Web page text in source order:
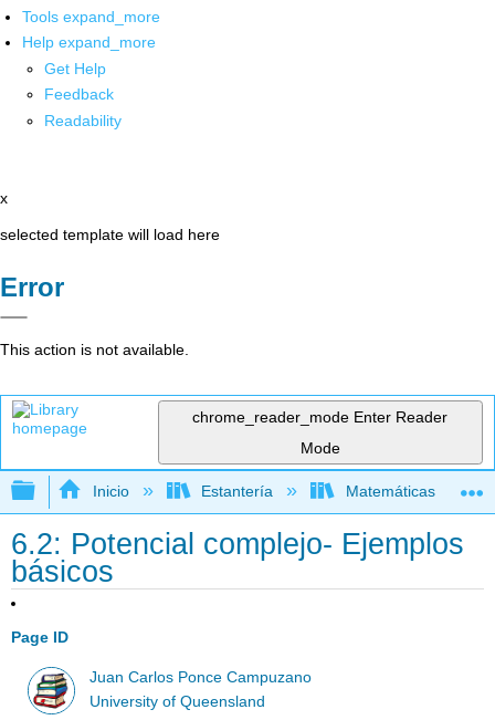
Tools expand_more
Help expand_more
Get Help
Feedback
Readability
x
selected template will load here
Error
This action is not available.
chrome_reader_mode Enter Reader
Mode
Expandir/contraer jerarquía global
Inicio Estantería Matemáticas
6.2: Potencial complejo- Ejemplos
básicos
Page ID
Juan Carlos Ponce Campuzano
University of Queensland